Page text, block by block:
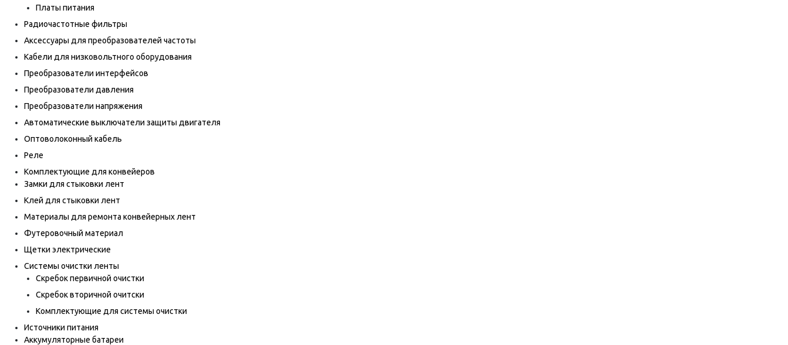
Платы питания
Радиочастотные фильтры
Аксессуары для преобразователей частоты
Кабели для низковольтного оборудования
Преобразователи интерфейсов
Преобразователи давления
Преобразователи напряжения
Автоматические выключатели защиты двигателя
Оптоволоконный кабель
Реле
Комплектующие для конвейеров
Замки для стыковки лент
Клей для стыковки лент
Материалы для ремонта конвейерных лент
Футеровочный материал
Щетки электрические
Системы очистки ленты
Скребок первичной очистки
Скребок вторичной очитски
Комплектующие для системы очистки
Источники питания
Аккумуляторные батареи